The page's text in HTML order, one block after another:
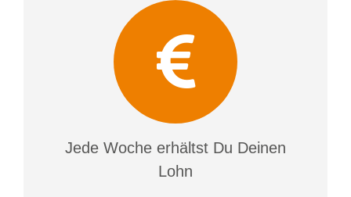
Jede Woche erhältst Du Deinen
Lohn